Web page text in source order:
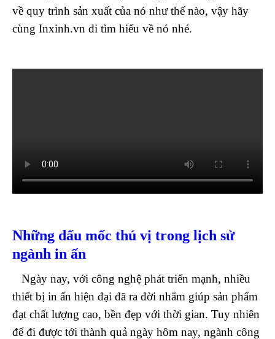
về quy trình sản xuất của nó như thế nào, vậy hãy
cùng Inxinh.vn đi tìm hiểu về nó nhé.
Những dấu mốc thú vị trong lịch sử
ngành in ấn
Ngày nay, với công nghệ phát triển mạnh, nhiều
thiết bị in ấn hiện đại đã ra đời nhắm giúp sản phẩm
đạt chất lượng cao, bền đẹp với thời gian. Tuy nhiên
để đi được tới thành quả ngày hôm nay, ngành công